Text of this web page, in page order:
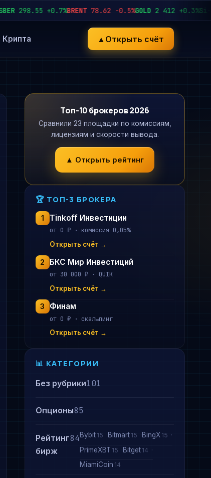
298.55 +0.7%BRENT 78.62 −0.5%GOLD 2 412 +0.3%Si-
Крипта ▲ Открыть счёт
Топ-10 брокеров 2026
Сравнили 23 площадки по комиссиям,
лицензиям и скорости вывода.
▲ Открыть рейтинг
🏆 ТОП-3 БРОКЕРА
1 Tinkoff Инвестиции
от 0 ₽ · комиссия 0,05%
Открыть счёт →
2 БКС Мир Инвестиций
от 30 000 ₽ · QUIK
Открыть счёт →
3 Финам
от 0 ₽ · скальпинг
Открыть счёт →
📊 КАТЕГОРИИ
Без рубрики101
Опционы85
Рейтинг
бирж
84 Bybit 15 Bitmart 15 BingX 15
PrimeXBT 15 Bitget 14
MiamiCoin 14